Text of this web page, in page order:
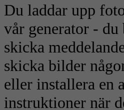
Du laddar upp
vår generator - du
skicka
skicka bilder
eller installera en
instruktioner när